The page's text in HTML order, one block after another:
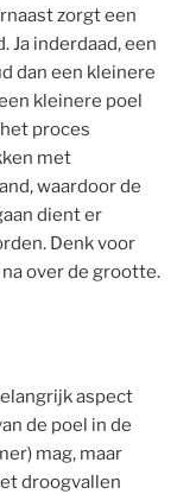
zorgt een
inderdaad, een
dan een kleinere
kleinere poel
proces
met
waardoor de
dient er
Denk voor
over de grootte.
aspect
de poel in de
mag, maar
droogvallen